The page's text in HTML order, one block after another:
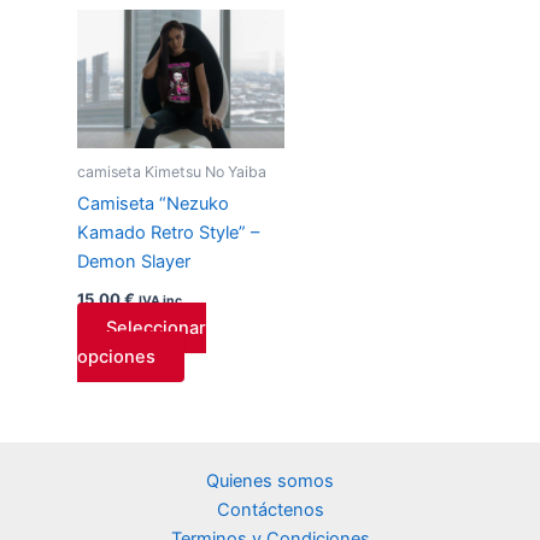
camiseta Kimetsu No Yaiba
Camiseta “Nezuko
Kamado Retro Style” –
Demon Slayer
15,00€ IVA inc.
Seleccionar
opciones
Este
producto
tiene
múltiples
variantes.
Las
opciones
se
pueden
la
Quienes somos
Contáctenos